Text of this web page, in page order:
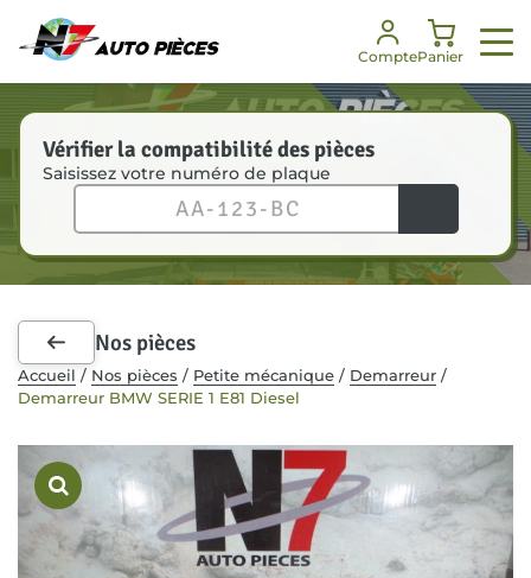
ComptePanier
Nos services
Enlèvement véhicules
Nos pièces
Toutes les pièces
Pièces carrosserie
Accessoires intérieurs
Notre société
Notre histoire
Nos certifications
RSE
Recrutement
Besoin d’aide ?
FAQ
Communiqués de presse
Vérifier la compatibilité des pièces
Saisissez votre numéro de plaque
Nos pièces
Accueil / Nos pièces / Petite mécanique / Demarreur /
Demarreur BMW SERIE 1 E81 Diesel